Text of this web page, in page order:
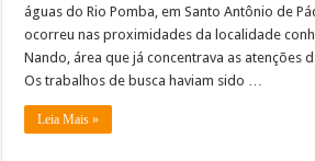
águas do Rio Pomba, em Santo Antônio de
ocorreu nas proximidades da localidade
Nando, área que já concentrava as atenções
Os trabalhos de busca haviam sido …
Leia Mais »